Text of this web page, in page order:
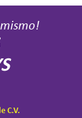
C.V.